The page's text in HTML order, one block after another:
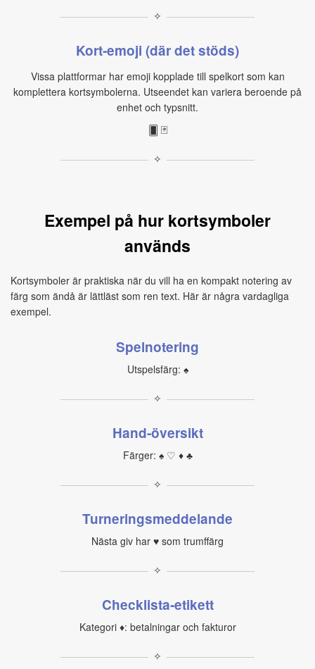
✧
Kort‑emoji (där det stöds)
Vissa plattformar har emoji kopplade till spelkort som kan
komplettera kortsymbolerna. Utseendet kan variera beroende på
enhet och typsnitt.
🂠 🃏
✧
Exempel på hur kortsymboler
används
Kortsymboler är praktiska när du vill ha en kompakt notering av
färg som ändå är lättläst som ren text. Här är några vardagliga
exempel.
Spelnotering
Utspelsfärg: ♠
✧
Hand‑översikt
Färger: ♠ ♡ ♦ ♣
✧
Turneringsmeddelande
Nästa giv har ♥ som trumffärg
✧
Checklista‑etikett
Kategori ♦: betalningar och fakturor
✧